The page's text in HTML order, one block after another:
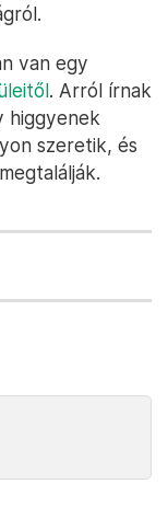
van egy
. Arról írnak
higgyenek
szeretik, és